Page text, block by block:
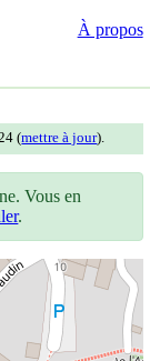
À propos
(mettre à jour).
Vous en
.